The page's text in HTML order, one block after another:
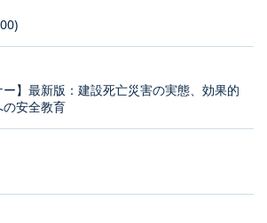
ー】最新版：建設死亡災害の実態、効果的
安全教育